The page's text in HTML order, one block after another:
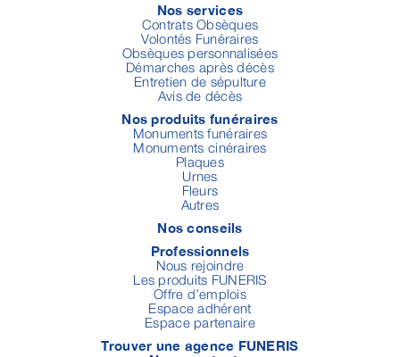
Nos services
Contrats Obsèques
Volontés Funéraires
Obsèques personnalisées
Démarches après décès
Entretien de sépulture
Avis de décès
Nos produits funéraires
Monuments funéraires
Monuments cinéraires
Plaques
Urnes
Fleurs
Autres
Nos conseils
Professionnels
Nous rejoindre
Les produits FUNERIS
Offre d’emplois
Espace adhérent
Espace partenaire
Trouver une agence FUNERIS